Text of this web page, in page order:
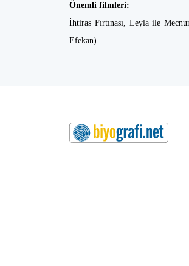
Önemli filmleri:
İhtiras Fırtınası, Leyla ile
Efekan).